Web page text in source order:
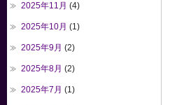
2025年11月 (4)
2025年10月 (1)
2025年9月 (2)
2025年8月 (2)
2025年7月 (1)